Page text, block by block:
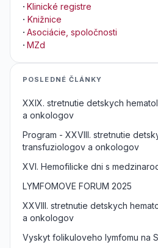
· Klinické registre
· Knižnice
· Asociácie, spoločnosti
· MZd
POSLEDNÉ ČLÁNKY
XXIX. stretnutie detskych
a onkologov
Program - XXVIII. stretnutie
transfuziologov a onkologov
XVI. Hemofilicke dni s
LYMFOMOVE FORUM 2025
XXVIII. stretnutie detskych
a onkologov
Vyskyt folikuloveho lymfomu na